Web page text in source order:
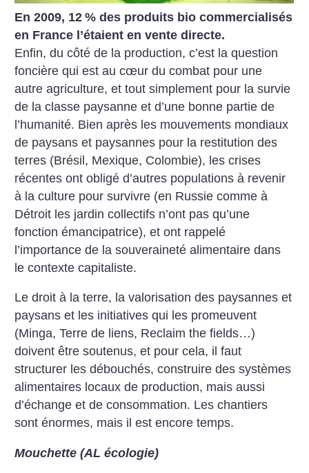
En 2009, 12 % des produits bio commercialisés
en France l’étaient en vente directe.
Enfin, du côté de la production, c’est la question
foncière qui est au cœur du combat pour une
autre agriculture, et tout simplement pour la survie
de la classe paysanne et d’une bonne partie de
l’humanité. Bien après les mouvements mondiaux
de paysans et paysannes pour la restitution des
terres (Brésil, Mexique, Colombie), les crises
récentes ont obligé d’autres populations à revenir
à la culture pour survivre (en Russie comme à
Détroit les jardin collectifs n’ont pas qu’une
fonction émancipatrice), et ont rappelé
l’importance de la souveraineté alimentaire dans
le contexte capitaliste.
Le droit à la terre, la valorisation des paysannes et
paysans et les initiatives qui les promeuvent
(Minga, Terre de liens, Reclaim the fields…)
doivent être soutenus, et pour cela, il faut
structurer les débouchés, construire des systèmes
alimentaires locaux de production, mais aussi
d’échange et de consommation. Les chantiers
sont énormes, mais il est encore temps.
Mouchette (AL écologie)